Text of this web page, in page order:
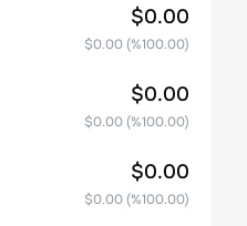
$0.00
$0.00(%100.00)
$0.00
$0.00(%100.00)
$0.00
$0.00(%100.00)